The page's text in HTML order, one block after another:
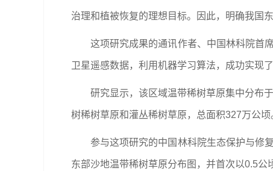
治理和植被恢复的理想目标。因此，明确我国
这项研究成果的通讯作者、中国林科院首
卫星遥感数据，利用机器学习算法，成功实现
研究显示，该区域温带稀树草原集中分布
树稀树草原和灌丛稀树草原，总面积327万公顷
参与这项研究的中国林科院生态保护与修
东部沙地温带稀树草原分布图，并首次以0.5公